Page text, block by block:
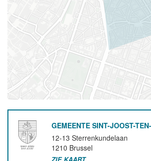
GEMEENTE SINT-JOOST-
12-13 Sterrenkundelaan
1210 Brussel
ZIE KAART